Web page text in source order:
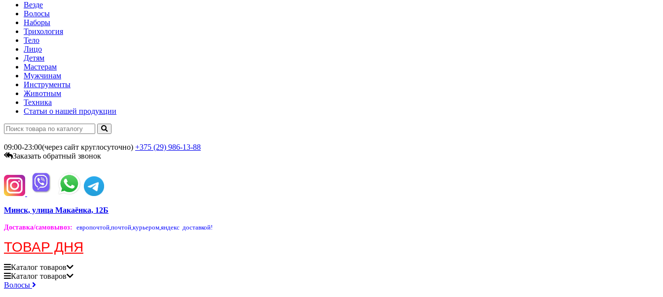
Везде
Волосы
Наборы
Трихология
Тело
Лицо
Детям
Мастерам
Мужчинам
Инструменты
Животным
Техника
Статьи о нашей продукции
09:00-23:00(через сайт круглосуточно) +375 (29) 986-13-88
Заказать обратный звонок
Минск, улица Макаёнка, 12Б
Доставка/самовывоз: европочтой,почтой,курьером,яндекс доставкой!
ТОВАР ДНЯ
Каталог товаров
Каталог товаров
Волосы